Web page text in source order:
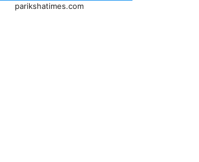
parikshatimes.com